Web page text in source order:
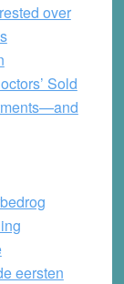
over
Sold
eersten